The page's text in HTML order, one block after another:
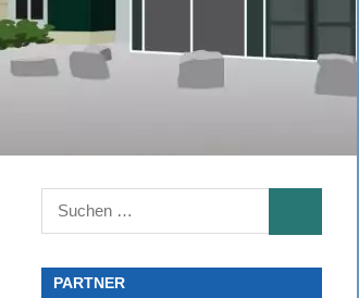
Suchen
nach:
PARTNER